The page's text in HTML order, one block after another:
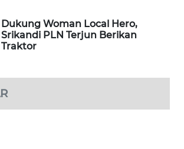
Dukung Woman Local Hero,
Srikandi PLN Terjun Berikan
Traktor